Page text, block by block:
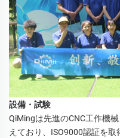
設備・試験
QiMingは先進のCNC工作機
えており、ISO9000認証を